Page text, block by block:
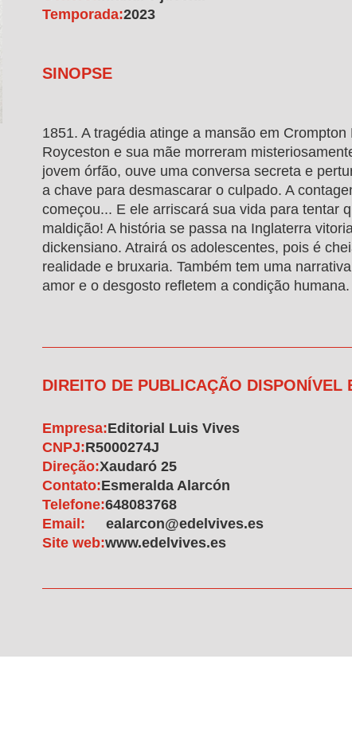
Temporada:2023
SINOPSE
1851. A tragédia atinge a mansão em
Royceston e sua mãe morreram
jovem órfão, ouve uma conversa secreta e
a chave para desmascarar o culpado. A
começou... E ele arriscará sua vida para tentar
maldição! A história se passa na Inglaterra
dickensiano. Atrairá os adolescentes, pois é
realidade e bruxaria. Também tem uma
amor e o desgosto refletem a condição humana.
DIREITO DE PUBLICAÇÃO DISPONÍVEL
Empresa:Editorial Luis Vives
CNPJ:R5000274J
Direção:Xaudaró 25
Contato:Esmeralda Alarcón
Telefone:648083768
Email:
ealarcon@edelvives.es
Site web:www.edelvives.es